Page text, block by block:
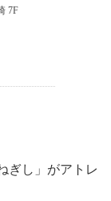
ぎし」がアトレ